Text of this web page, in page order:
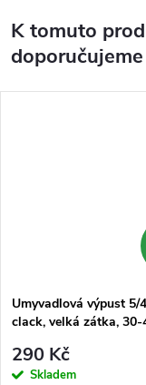
K tomuto
Umyvadlová výpust 5/
clack, velká zátka, 30-
290 Kč
Skladem